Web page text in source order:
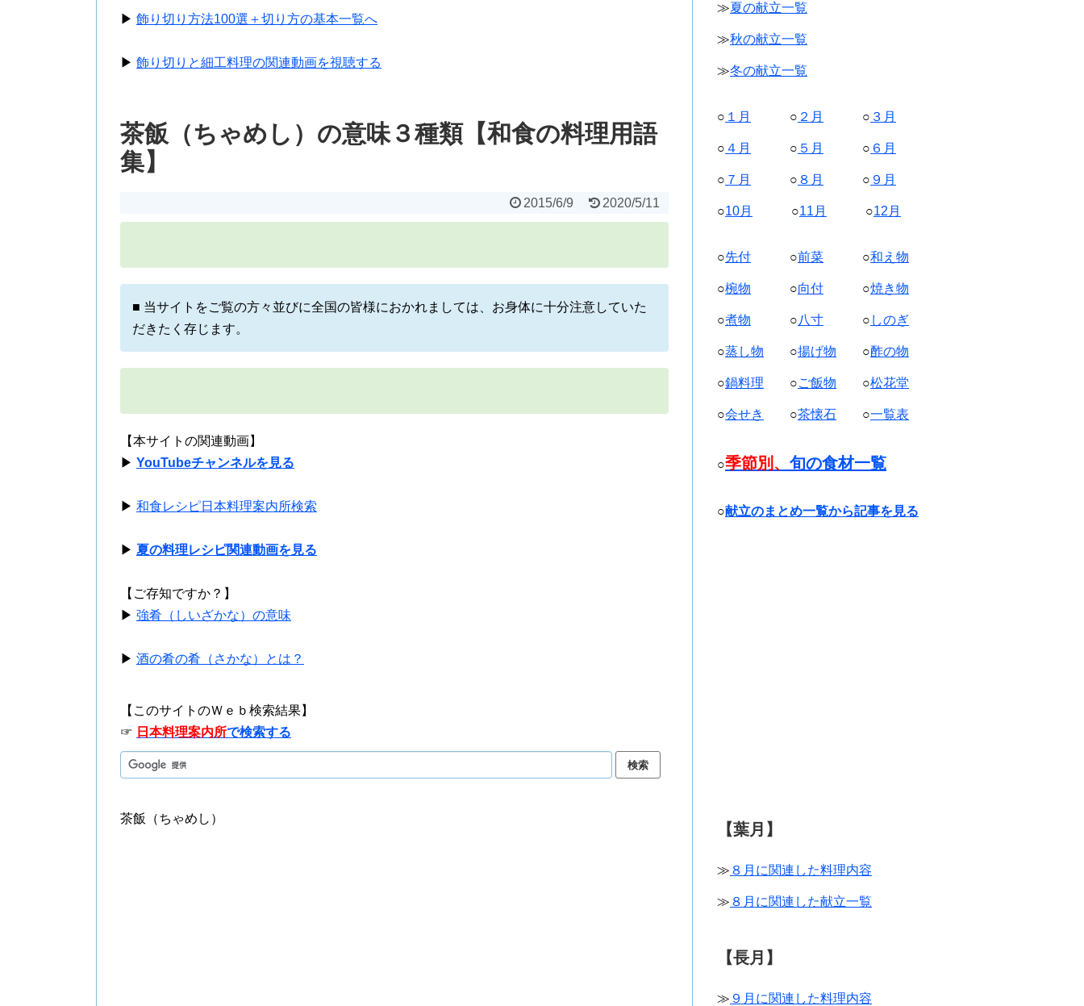
▶ 飾り切り方法100選＋切り方の基本一覧へ
▶ 飾り切りと細工料理の関連動画を視聴する
茶飯（ちゃめし）の意味３種類【和食の料理用語
集】
2015/6/9 2020/5/11
■ 当サイトをご覧の方々並びに全国の皆様におかれましては、お身体に十分注意していた
だきたく存じます。
【本サイトの関連動画】
▶ YouTubeチャンネルを見る
▶ 和食レシピ日本料理案内所検索
▶ 夏の料理レシピ関連動画を見る
【ご存知ですか？】
▶ 強肴（しいざかな）の意味
▶ 酒の肴の肴（さかな）とは？
【このサイトのＷｅｂ検索結果】
☞ 日本料理案内所で検索する
茶飯（ちゃめし）
≫夏の献立一覧
≫秋の献立一覧
≫冬の献立一覧
○ １月 ○ ２月 ○ ３月
○ ４月 ○ ５月 ○ ６月
○ ７月 ○ ８月 ○ ９月
○10月 ○11月 ○12月
○先付 ○前菜 ○和え物
○椀物 ○向付 ○焼き物
○煮物 ○八寸 ○ しのぎ
○蒸し物 ○揚げ物 ○酢の物
○鍋料理 ○ご飯物 ○松花堂
○会せき ○茶懐石 ○一覧表
○季節別、 旬の食材一覧
○献立のまとめ一覧から記事を見る
【葉月】
≫ ８月に関連した料理内容
≫ ８月に関連した献立一覧
【長月】
≫ ９月に関連した料理内容